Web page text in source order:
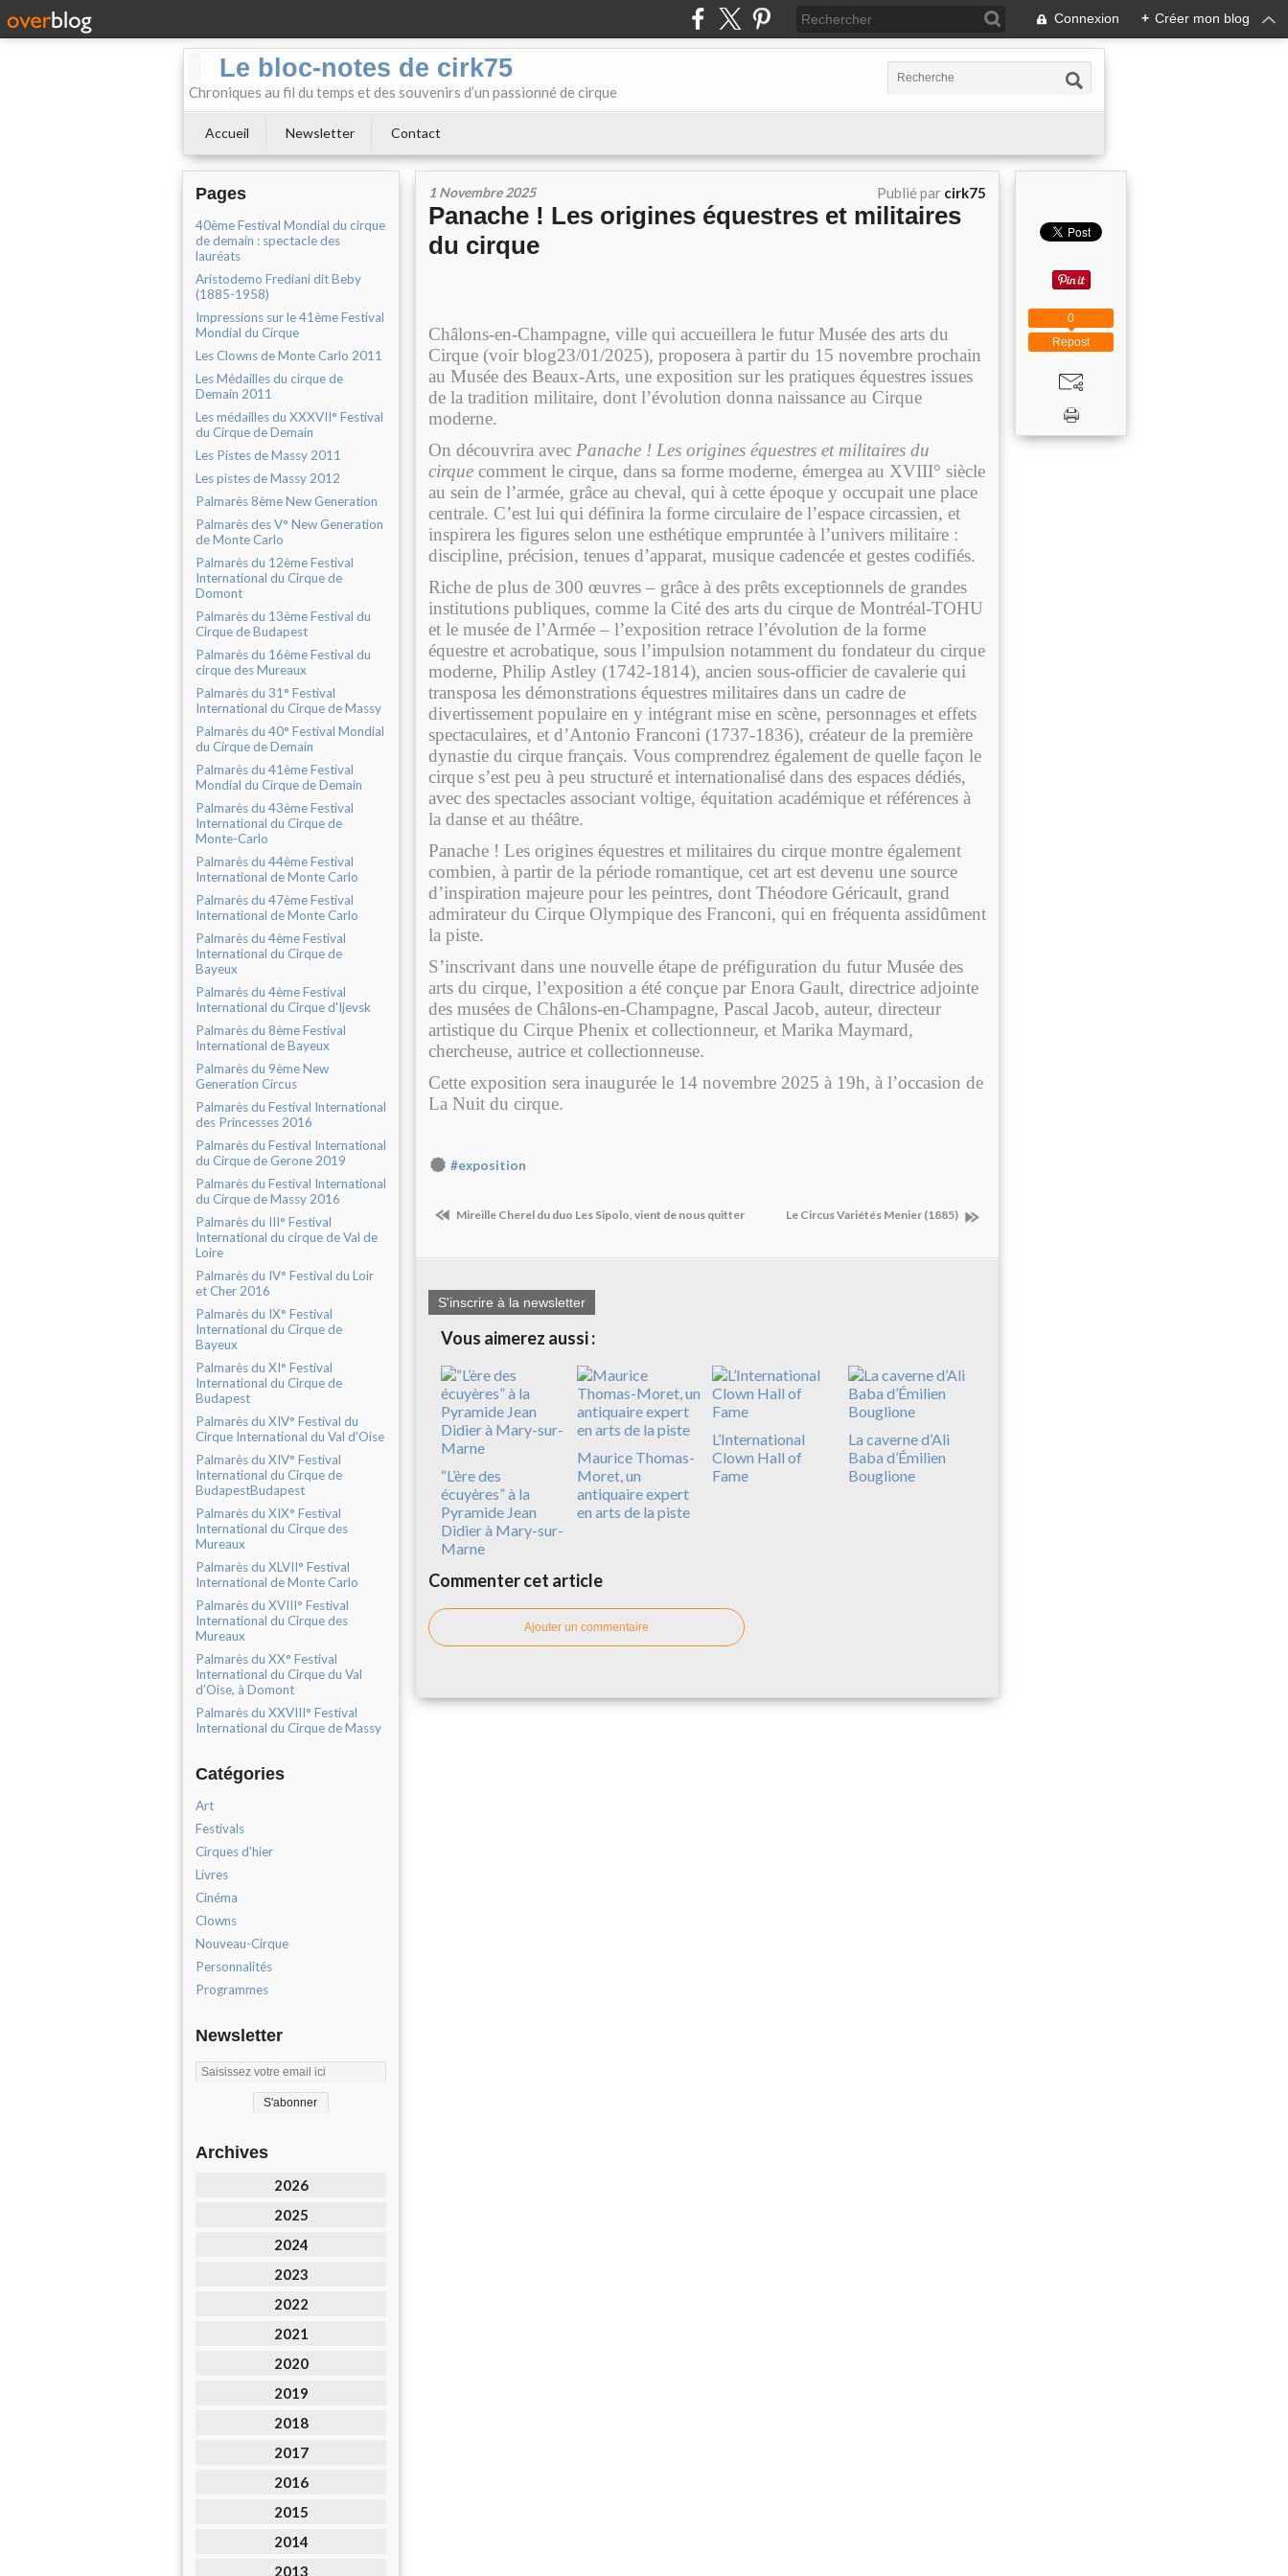
Connexion + Créer mon blog
Le bloc-notes de cirk75
Chroniques au fil du temps et des souvenirs d’un passionné de cirque
Accueil Newsletter Contact
Pages
40ème Festival Mondial du cirque
de demain : spectacle des
lauréats
Aristodemo Frediani dit Beby
(1885-1958)
Impressions sur le 41ème Festival
Mondial du Cirque
Les Clowns de Monte Carlo 2011
Les Médailles du cirque de
Demain 2011
Les médailles du XXXVII° Festival
du Cirque de Demain
Les Pistes de Massy 2011
Les pistes de Massy 2012
Palmarès 8ème New Generation
Palmarès des V° New Generation
de Monte Carlo
Palmarès du 12ème Festival
International du Cirque de
Domont
Palmarès du 13ème Festival du
Cirque de Budapest
Palmarès du 16ème Festival du
cirque des Mureaux
Palmarès du 31° Festival
International du Cirque de Massy
Palmarès du 40° Festival Mondial
du Cirque de Demain
Palmarès du 41ème Festival
Mondial du Cirque de Demain
Palmarès du 43ème Festival
International du Cirque de
Monte-Carlo
Palmarès du 44ème Festival
International de Monte Carlo
Palmarès du 47ème Festival
International de Monte Carlo
Palmarès du 4ème Festival
International du Cirque de
Bayeux
Palmarès du 4ème Festival
International du Cirque d'Ijevsk
Palmarès du 8ème Festival
International de Bayeux
Palmarès du 9ème New
Generation Circus
Palmarès du Festival International
des Princesses 2016
Palmarès du Festival International
du Cirque de Gerone 2019
Palmarès du Festival International
du Cirque de Massy 2016
Palmarès du III° Festival
International du cirque de Val de
Loire
Palmarès du IV° Festival du Loir
et Cher 2016
Palmarès du IX° Festival
International du Cirque de
Bayeux
Palmarès du XI° Festival
International du Cirque de
Budapest
Palmarès du XIV° Festival du
Cirque International du Val d'Oise
Palmarès du XIV° Festival
International du Cirque de
BudapestBudapest
Palmarès du XIX° Festival
International du Cirque des
Mureaux
Palmarès du XLVII° Festival
International de Monte Carlo
Palmarès du XVIII° Festival
International du Cirque des
Mureaux
Palmarès du XX° Festival
International du Cirque du Val
d’Oise, à Domont
Palmarès du XXVIII° Festival
International du Cirque de Massy
Catégories
Art
Festivals
Cirques d'hier
Livres
Cinéma
Clowns
Nouveau-Cirque
Personnalités
Programmes
Newsletter
Archives
2026
2025
2024
2023
2022
2021
2020
2019
2018
2017
2016
2015
2014
2013
1 Novembre 2025 Publié par cirk75
Panache ! Les origines équestres et militaires
du cirque
Châlons-en-Champagne, ville qui accueillera le futur Musée des arts du
Cirque (voir blog23/01/2025), proposera à partir du 15 novembre prochain
au Musée des Beaux-Arts, une exposition sur les pratiques équestres issues
de la tradition militaire, dont l’évolution donna naissance au Cirque
moderne.
On découvrira avec Panache ! Les origines équestres et militaires du
cirque comment le cirque, dans sa forme moderne, émergea au XVIII° siècle
au sein de l’armée, grâce au cheval, qui à cette époque y occupait une place
centrale. C’est lui qui définira la forme circulaire de l’espace circassien, et
inspirera les figures selon une esthétique empruntée à l’univers militaire :
discipline, précision, tenues d’apparat, musique cadencée et gestes codifiés.
Riche de plus de 300 œuvres – grâce à des prêts exceptionnels de grandes
institutions publiques, comme la Cité des arts du cirque de Montréal-TOHU
et le musée de l’Armée – l’exposition retrace l’évolution de la forme
équestre et acrobatique, sous l’impulsion notamment du fondateur du cirque
moderne, Philip Astley (1742-1814), ancien sous-officier de cavalerie qui
transposa les démonstrations équestres militaires dans un cadre de
divertissement populaire en y intégrant mise en scène, personnages et effets
spectaculaires, et d’Antonio Franconi (1737-1836), créateur de la première
dynastie du cirque français. Vous comprendrez également de quelle façon le
cirque s’est peu à peu structuré et internationalisé dans des espaces dédiés,
avec des spectacles associant voltige, équitation académique et références à
la danse et au théâtre.
Panache ! Les origines équestres et militaires du cirque montre également
combien, à partir de la période romantique, cet art est devenu une source
d’inspiration majeure pour les peintres, dont Théodore Géricault, grand
admirateur du Cirque Olympique des Franconi, qui en fréquenta assidûment
la piste.
S’inscrivant dans une nouvelle étape de préfiguration du futur Musée des
arts du cirque, l’exposition a été conçue par Enora Gault, directrice adjointe
des musées de Châlons-en-Champagne, Pascal Jacob, auteur, directeur
artistique du Cirque Phenix et collectionneur, et Marika Maymard,
chercheuse, autrice et collectionneuse.
Cette exposition sera inaugurée le 14 novembre 2025 à 19h, à l’occasion de
La Nuit du cirque.
#exposition
Mireille Cherel du duo Les Sipolo, vient de nous quitter Le Circus Variétés Menier (1885)
S'inscrire à la newsletter
Vous aimerez aussi :
“L’ère des
écuyères” à la
Pyramide Jean
Didier à Mary-sur-
Marne
Maurice Thomas-
Moret, un
antiquaire expert
en arts de la piste
L’International
Clown Hall of
Fame
La caverne d’Ali
Baba d’Émilien
Bouglione
Commenter cet article
Ajouter un commentaire
Repost
0